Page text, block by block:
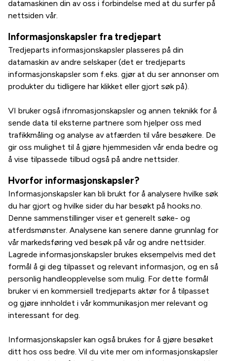
datamaskinen din av oss i forbindelse med at du surfer på
nettsiden vår.
Informasjonskapsler fra tredjepart
Tredjeparts informasjonskapsler plasseres på din
datamaskin av andre selskaper (det er tredjeparts
informasjonskapsler som f.eks. gjør at du ser annonser om
produkter du tidligere har klikket eller gjort søk på).
VI bruker også ifnromasjonskapsler og annen teknikk for å
sende data til eksterne partnere som hjelper oss med
trafikkmåling og analyse av atfærden til våre besøkere. De
gir oss mulighet til å gjøre hjemmesiden vår enda bedre og
å vise tilpassede tilbud også på andre nettsider.
Hvorfor informasjonskapsler?
Informasjonskapsler kan bli brukt for å analysere hvilke søk
du har gjort og hvilke sider du har besøkt på hooks.no.
Denne sammenstillinger viser et generelt søke- og
atferdsmønster. Analysene kan senere danne grunnlag for
vår markedsføring ved besøk på vår og andre nettsider.
Lagrede informasjonskapsler brukes eksempelvis med det
formål å gi deg tilpasset og relevant informasjon, og en så
personlig handleopplevelse som mulig. For dette formål
bruker vi en kommersiell tredjeparts aktør for å tilpasset
og gjøre innholdet i vår kommunikasjon mer relevant og
interessant for deg.
Informasjonskapsler kan også brukes for å gjøre besøket
ditt hos oss bedre. Vil du vite mer om informasjonskapsler